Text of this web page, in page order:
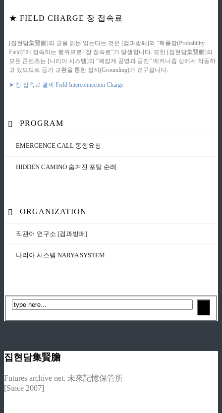
★ FIELD CHARGE 장 접속료
[집현담集賢膽]의 글을 읽는 읽는다는 것은 [검과방패]의 “확률장(Probability
Field)”에 접속하는 행위므로 “장 접속료”가 발생합니다. 또한 [집현담集賢膽]의
모든 콘텐츠는 [나리아 시스템]의 “복잡계 공명과 공진” 메커니즘 상에서 작동하
고 있으므로 등가 교환을 통한 접지(Grounding)가 요구됩니다.
➤ 장 접속료 결제 Field Interconnection Charge
PROGRAM
EMERGENCE CALL 동행요청
HIDDEN CAMINO 숨겨진 포탈 순례
ORGANIZATION
직관어 연구소 [검과방패]
나리아 시스템 NARYA SYSTEM
집현담集賢膽
Futures archive net. 未來記憶保管所
[Since 2007]